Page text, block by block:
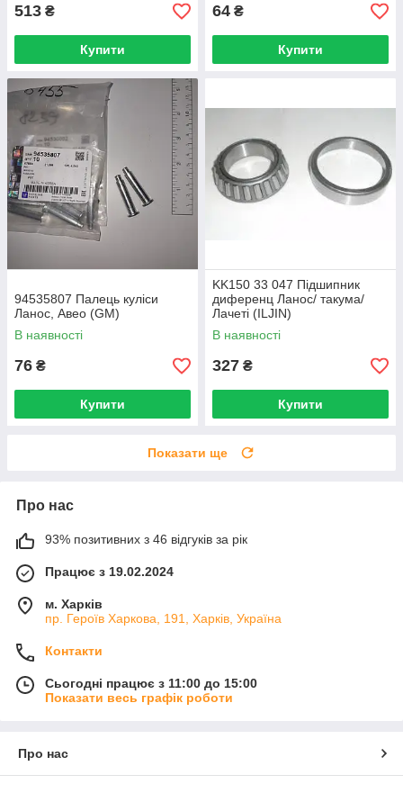
513 ₴
Купити
64 ₴
Купити
94535807 Палець куліси
Ланос, Авео (GM)
В наявності
76 ₴
Купити
KK150 33 047 Підшипник
диференц Ланос/ такума/
Лачеті (ILJIN)
96335754/96108125
В наявності
327 ₴
Купити
Показати ще
Про нас
93% позитивних з 46 відгуків за рік
Працює з 19.02.2024
м. Харків
пр. Героїв Харкова, 191, Харків, Україна
Контакти
Сьогодні працює з 11:00 до 15:00
Показати весь графік роботи
Про нас